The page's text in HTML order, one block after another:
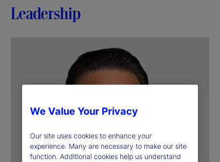
Leadership
We Value Your Privacy
Our site uses cookies to enhance your
experience. Many are necessary to make our site
function. Additional cookies help us understand